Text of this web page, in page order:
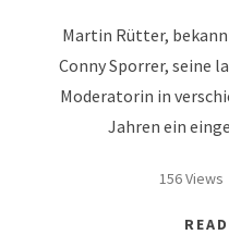
Martin Rütter,
Conny Sporrer, seine
Moderatorin in
Jahren ein
156 Views